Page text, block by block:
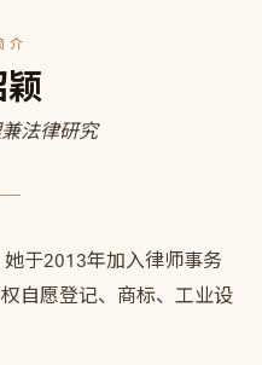
介
颖
法律研究
于2013年加入律师事务
自愿登记、商标、工业设